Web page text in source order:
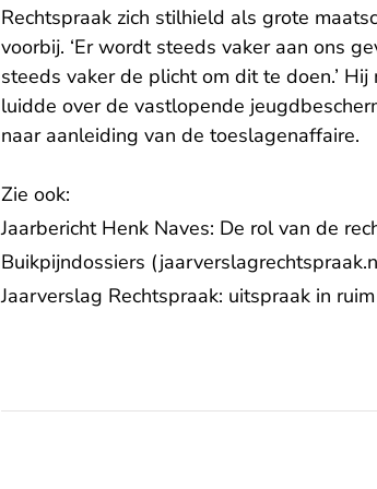
Rechtspraak zich stilhield als grote
voorbij. ‘Er wordt steeds vaker aan ons
steeds vaker de plicht om dit te doen.’
luidde over de vastlopende
naar aanleiding van de toeslagenaffaire.
Zie ook:
Jaarbericht Henk Naves: De rol van de
Buikpijndossiers - U verlaat
Jaarverslag Rechtspraak: uitspraak in